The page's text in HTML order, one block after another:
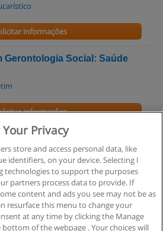
informações
Gerontologia Social: Saúde
informações
Gestão de Infra-estrutura de TI
informações
Privacy
store and access personal data, like
identifiers, on your device. Selecting I
technologies to support the purposes
partners process data to provide. If
content and ads you see may not be as
resurface this menu to change your
at any time by clicking the Manage
of the webpage . Your choices will